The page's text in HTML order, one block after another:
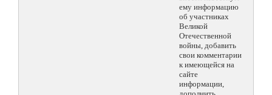
ему информацию
об участниках
Великой
Отечественной
войны, добавить
свои комментарии
к имеющейся на
сайте
информации,